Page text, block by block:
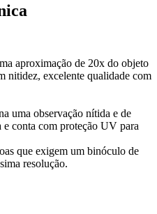
aproximação de 20x do objeto
nitidez, excelente qualidade com
uma observação nítida e de
e conta com proteção UV para
que exigem um binóculo de
resolução.